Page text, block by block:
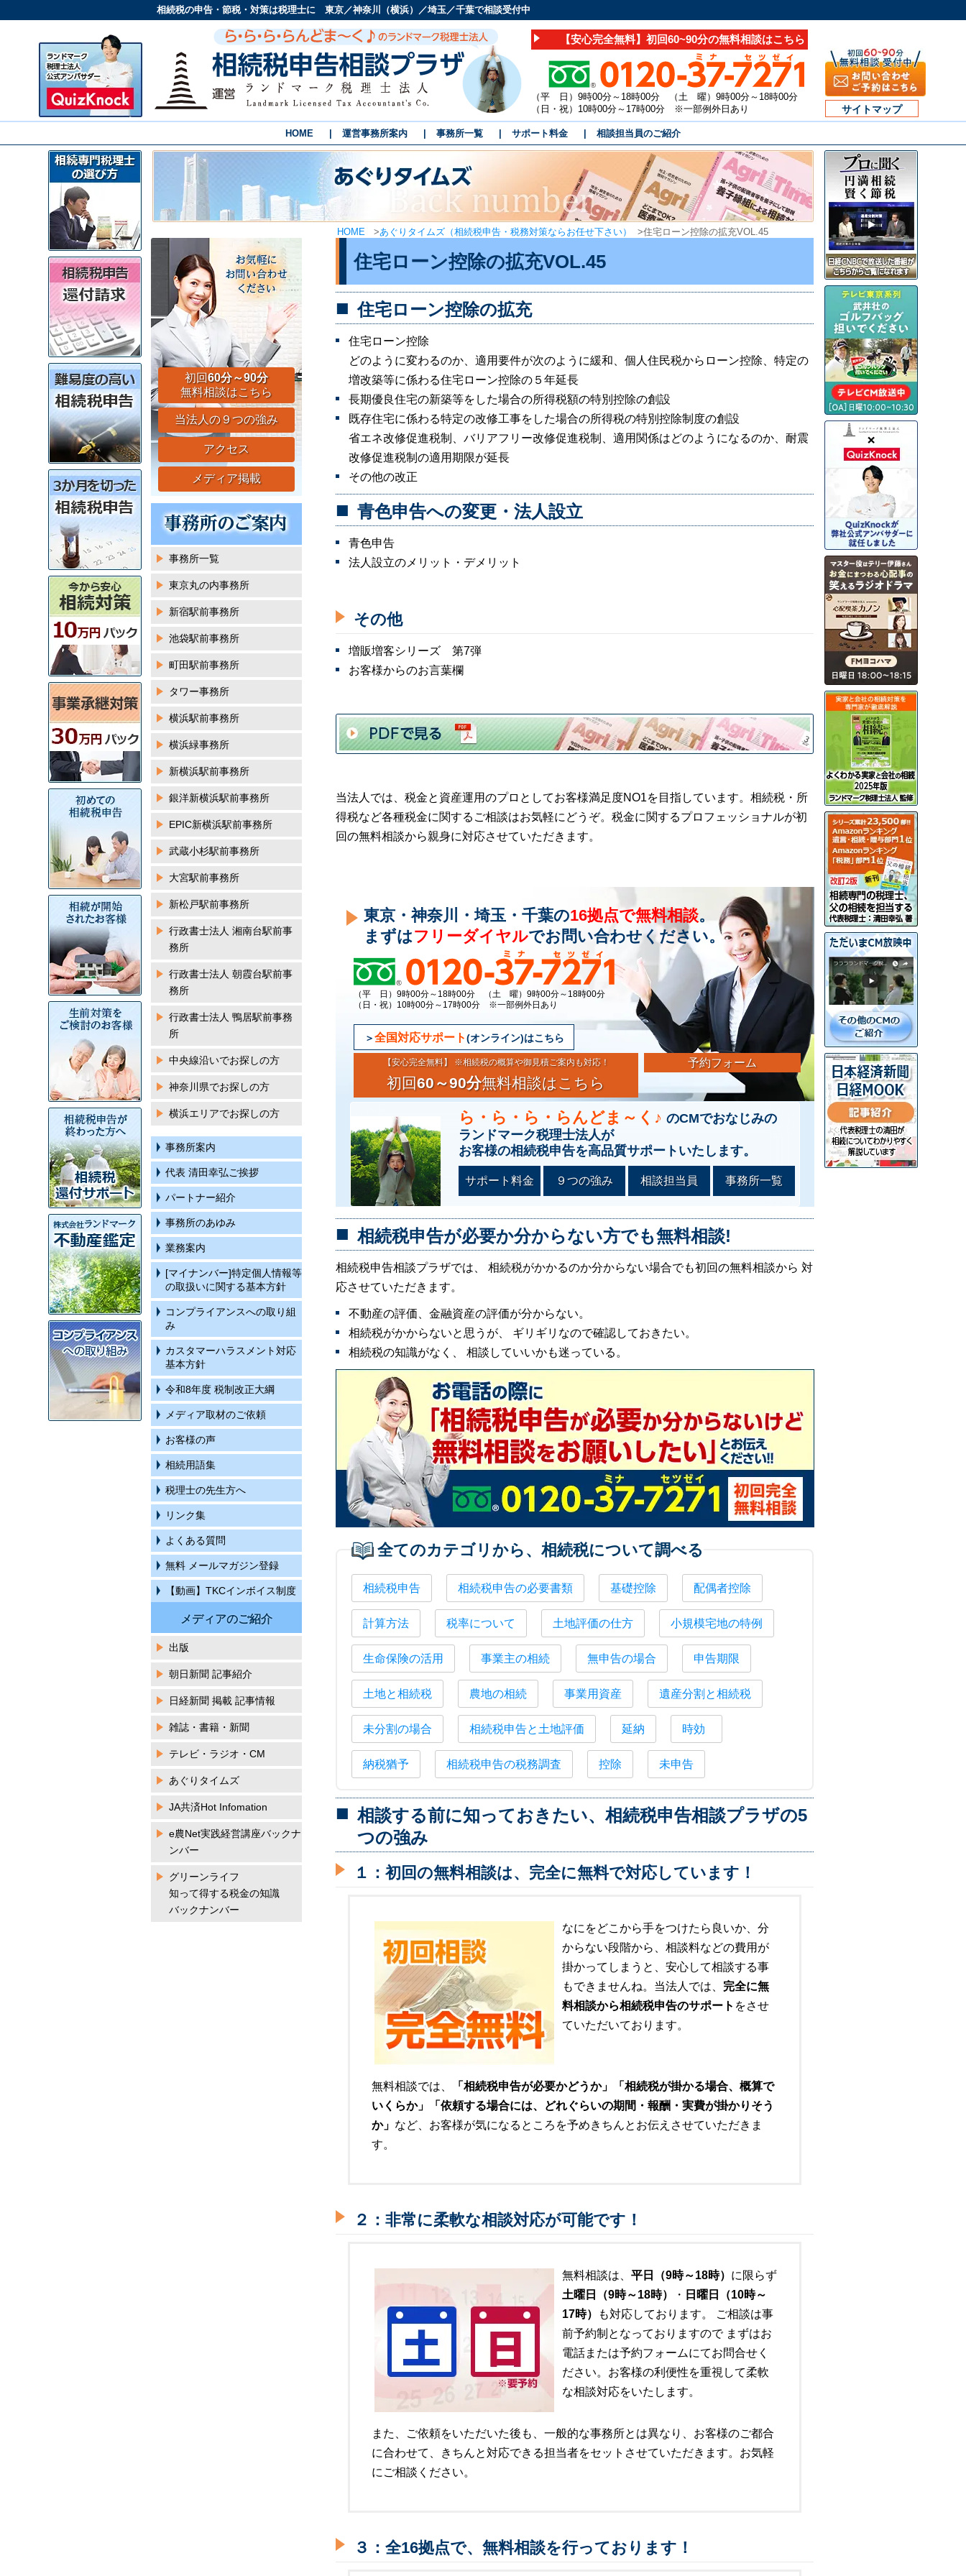
相続税の申告・節税・対策は税理士に 東京／神奈川（横浜）／埼玉／千葉で相談受付中
【安心完全無料】初回60~90分の無料相談はこちら
（平 日）9時00分～18時00分 （土 曜）9時00分～18時00分
（日・祝）10時00分～17時00分 ※一部例外日あり
サイトマップ
HOME 運営事務所案内 事務所一覧 サポート料金 相談担当員のご紹介
HOME >あぐりタイムズ（相続税申告・税務対策ならお任せ下さい） >住宅ローン控除の拡充VOL.45
住宅ローン控除の拡充VOL.45
住宅ローン控除の拡充
住宅ローン控除
どのように変わるのか、適用要件が次のように緩和、個人住民税からローン控除、特定の
増改築等に係わる住宅ローン控除の５年延長
長期優良住宅の新築等をした場合の所得税額の特別控除の創設
既存住宅に係わる特定の改修工事をした場合の所得税の特別控除制度の創設
省エネ改修促進税制、バリアフリー改修促進税制、適用関係はどのようになるのか、耐震
改修促進税制の適用期限が延長
その他の改正
青色申告への変更・法人設立
青色申告
法人設立のメリット・デメリット
その他
増販増客シリーズ 第7弾
お客様からのお言葉欄
当法人では、税金と資産運用のプロとしてお客様満足度NO1を目指しています。相続税・所
得税など各種税金に関するご相談はお気軽にどうぞ。税金に関するプロフェッショナルが初
回の無料相談から親身に対応させていただきます。
東京・神奈川・埼玉・千葉の16拠点で無料相談。
まずはフリーダイヤルでお問い合わせください。
（平 日）9時00分～18時00分 （土 曜）9時00分～18時00分
（日・祝）10時00分～17時00分 ※一部例外日あり
全国対応サポート (オンライン)はこちら
【安心完全無料】 ※相続税の概算や御見積ご案内も対応！
初回60～90分無料相談はこちら
予約フォーム
ら・ら・ら・らんどま～く♪ のCMでおなじみの
ランドマーク税理士法人が
お客様の相続税申告を高品質サポートいたします。
サポート料金 ９つの強み 相談担当員 事務所一覧
相続税申告が必要か分からない方でも無料相談!
相続税申告相談プラザでは、 相続税がかかるのか分からない場合でも初回の無料相談から 対
応させていただきます。
不動産の評価、金融資産の評価が分からない。
相続税がかからないと思うが、 ギリギリなので確認しておきたい。
相続税の知識がなく、 相談していいかも迷っている。
全てのカテゴリから、相続税について調べる
相続税申告 相続税申告の必要書類 基礎控除 配偶者控除
計算方法 税率について 土地評価の仕方 小規模宅地の特例
生命保険の活用 事業主の相続 無申告の場合 申告期限
土地と相続税 農地の相続 事業用資産 遺産分割と相続税
未分割の場合 相続税申告と土地評価 延納 時効
納税猶予 相続税申告の税務調査 控除 未申告
相談する前に知っておきたい、相続税申告相談プラザの5
つの強み
１：初回の無料相談は、完全に無料で対応しています！
なにをどこから手をつけたら良いか、分
からない段階から、相談料などの費用が
掛かってしまうと、安心して相談する事
もできませんね。当法人では、 完全に無
料相談から相続税申告のサポート をさせ
ていただいております。
無料相談では、
「相続税申告が必要かどうか」「相続税が掛かる場合、概算で
いくらか」「依頼する場合には、どれぐらいの期間・報酬・実費が掛かりそう
か」 など、お客様が気になるところを予めきちんとお伝えさせていただきま
す。
２：非常に柔軟な相談対応が可能です！
無料相談は、 平日（9時～18時） に限らず
土曜日（9時～18時）
・ 日曜日（10時～
17時）
も対応しております。 ご相談は事
前予約制となっておりますので まずはお
電話または予約フォームにてお問合せく
ださい。お客様の利便性を重視して柔軟
な相談対応をいたします。
また、ご依頼をいただいた後も、一般的な事務所とは異なり、お客様のご都合
に合わせて、きちんと対応できる担当者をセットさせていただきます。お気軽
にご相談ください。
３：全16拠点で、無料相談を行っております！
初回60分～90分
無料相談はこちら
当法人の９つの強み
アクセス
メディア掲載
事務所一覧
東京丸の内事務所
新宿駅前事務所
池袋駅前事務所
町田駅前事務所
タワー事務所
横浜駅前事務所
横浜緑事務所
新横浜駅前事務所
銀洋新横浜駅前事務所
EPIC新横浜駅前事務所
武蔵小杉駅前事務所
大宮駅前事務所
新松戸駅前事務所
行政書士法人 湘南台駅前事
務所
行政書士法人 朝霞台駅前事
務所
行政書士法人 鴨居駅前事務
所
中央線沿いでお探しの方
神奈川県でお探しの方
横浜エリアでお探しの方
事務所案内
代表 清田幸弘ご挨拶
パートナー紹介
事務所のあゆみ
業務案内
[マイナンバー]特定個人情報等
の取扱いに関する基本方針
コンプライアンスへの取り組
み
カスタマーハラスメント対応
基本方針
令和8年度 税制改正大綱
メディア取材のご依頼
お客様の声
相続用語集
税理士の先生方へ
リンク集
よくある質問
無料 メールマガジン登録
【動画】TKCインボイス制度
メディアのご紹介
出版
朝日新聞 記事紹介
日経新聞 掲載 記事情報
雑誌・書籍・新聞
テレビ・ラジオ・CM
あぐりタイムズ
JA共済Hot Infomation
e農Net実践経営講座バックナ
ンバー
グリーンライフ
知って得する税金の知識
バックナンバー